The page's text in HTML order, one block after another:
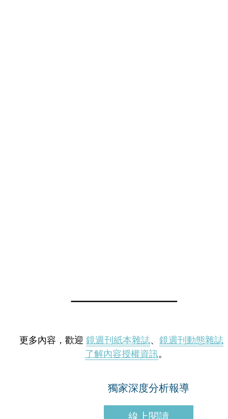
更多內容，歡迎 鏡週刊紙本雜誌、 鏡週刊動態雜誌
了解內容授權資訊。
獨家深度分析報導
線上閱讀